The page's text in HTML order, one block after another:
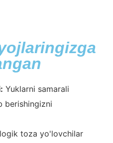
Yuklarni samarali
berishingizni
toza yo'lovchilar